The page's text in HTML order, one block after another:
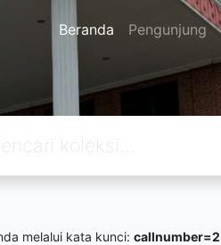
Beranda Pengunjung
melalui kata kunci: callnumber=2